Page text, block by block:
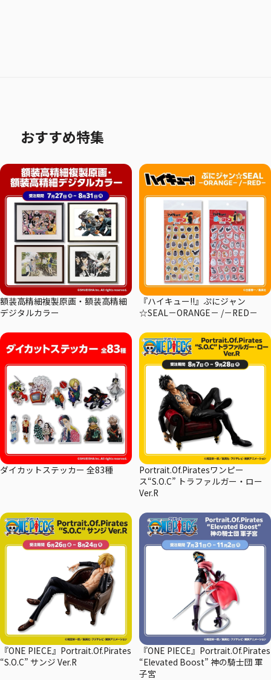
おすすめ特集
額装高精細複製原画・額装高精細
デジタルカラー
『ハイキュー!!』ぷにジャン
☆SEAL－ORANGE－ /－RED－
ダイカットステッカー 全83種
Portrait.Of.Piratesワンピー
ス“S.O.C” トラファルガー・ロー
Ver.R
『ONE PIECE』Portrait.Of.Pirates
“S.O.C” サンジ Ver.R
『ONE PIECE』Portrait.Of.Pirates
“Elevated Boost” 神の騎士団 軍
子宮